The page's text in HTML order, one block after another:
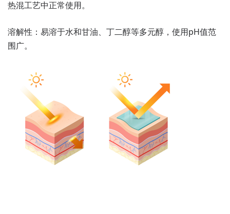
热混工艺中正常使用。
溶解性：易溶于水和甘油、丁二醇等多元醇，使用pH值范
围广。